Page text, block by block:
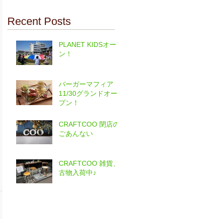
Recent Posts
PLANET KIDSオープ
ン！
バーガーマフィア
11/30グランドオー
プン！
CRAFTCOO 閉店の
ごあんない
CRAFTCOO 雑貨、
古物入荷中♪